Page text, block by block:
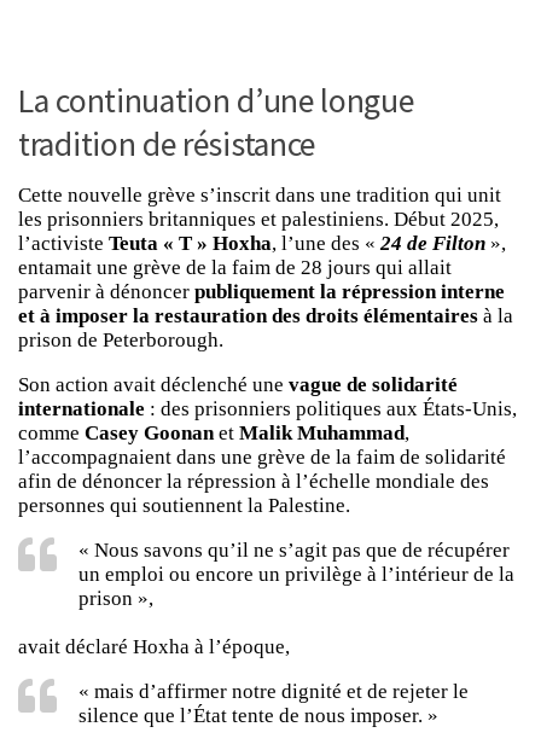
La continuation d’une longue
tradition de résistance
Cette nouvelle grève s’inscrit dans une tradition qui unit
les prisonniers britanniques et palestiniens. Début 2025,
l’activiste Teuta « T » Hoxha, l’une des « 24 de Filton »,
entamait une grève de la faim de 28 jours qui allait
parvenir à dénoncer publiquement la répression interne
et à imposer la restauration des droits élémentaires à la
prison de Peterborough.
Son action avait déclenché une vague de solidarité
internationale : des prisonniers politiques aux États-Unis,
comme Casey Goonanet Malik Muhammad,
l’accompagnaient dans une grève de la faim de solidarité
afin de dénoncer la répression à l’échelle mondiale des
personnes qui soutiennent la Palestine.
« Nous savons qu’il ne s’agit pas que de récupérer
un emploi ou encore un privilège à l’intérieur de la
prison »,
avait déclaré Hoxha à l’époque,
« mais d’affirmer notre dignité et de rejeter le
silence que l’État tente de nous imposer. »